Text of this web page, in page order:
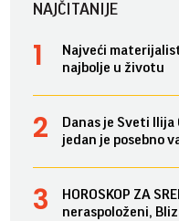
NAJČITANIJE
Najveći
najbolje u životu
Danas je Sveti
jedan je posebno
HOROSKOP ZA
neraspoloženi,